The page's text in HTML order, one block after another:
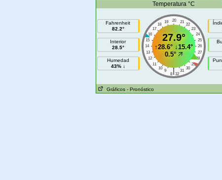
Temperatura °C
Fahrenheit
82.2°
Interior
28.5°
Humedad
43% ↓
20
19 21
18
22
17
23
16
24
15
25
14
26
13
27
12
28
11
29
10
30
9 31
|
8 32
27.9°
↑28.6° ↓15.4°
0.5°
Gráficos - Pronóstico